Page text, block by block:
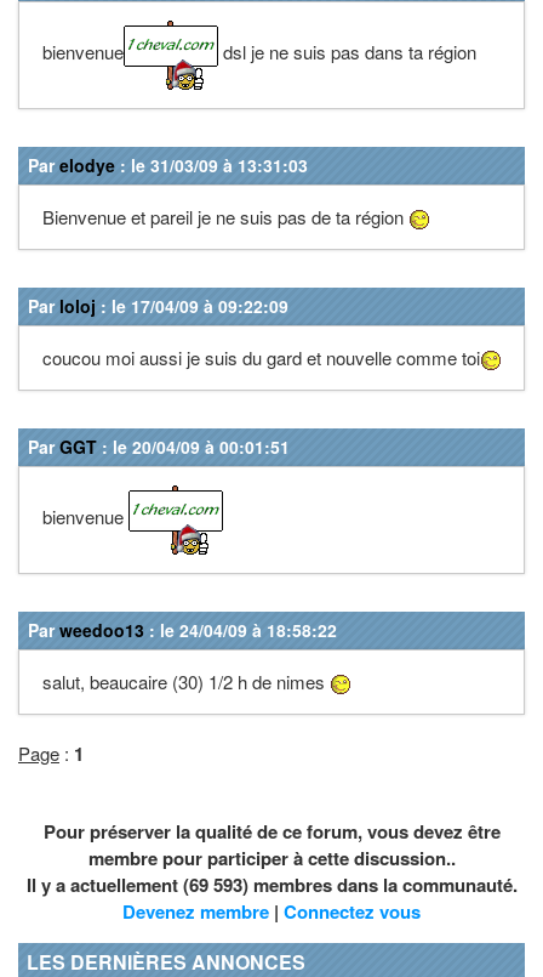
bienvenue dsl je ne suis pas dans ta région
Parelodye : le 31/03/09 à 13:31:03
Bienvenue et pareil je ne suis pas de ta région
Par loloj : le 17/04/09 à 09:22:09
coucou moi aussi je suis du gard et nouvelle comme toi
ParGGT : le 20/04/09 à 00:01:51
bienvenue
Parweedoo13 : le 24/04/09 à 18:58:22
salut, beaucaire (30) 1/2 h de nimes
Page : 1
Pour préserver la qualité de ce forum, vous devez être
membre pour participer à cette discussion..
Il y a actuellement (69 593) membres dans la communauté.
Devenez membre | Connectez vous
LES DERNIÈRES ANNONCES